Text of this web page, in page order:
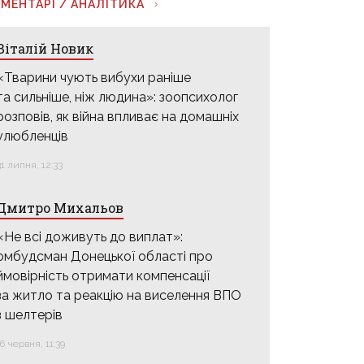
/ АНАЛІТИКА
Новик
чують вибухи раніше
сильніше, ніж людина»: зоопсихолог
як війна впливає на домашніх
липня, 12:33
Михальов
всі доживуть до виплат»:
Донецької області про
отримати компенсації
житло та реакцію на виселення ВПО
шелтерів
червня, 11:39